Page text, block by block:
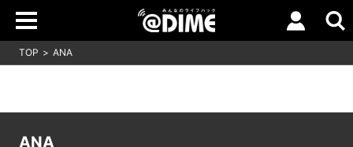
TOP ANA
ANA